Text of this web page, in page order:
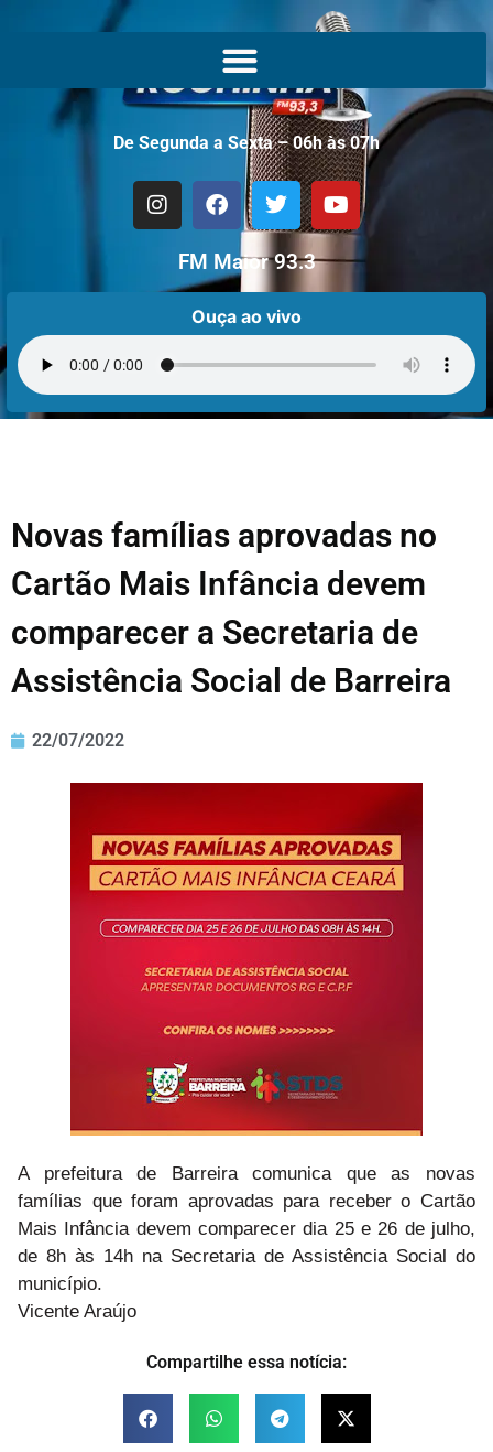
De Segunda a Sexta – 06h às 07h
FM Maior 93.3
Ouça ao vivo
Novas famílias aprovadas no
Cartão Mais Infância devem
comparecer a Secretaria de
Assistência Social de Barreira
22/07/2022
A prefeitura de Barreira comunica que as novas
famílias que foram aprovadas para receber o Cartão
Mais Infância devem comparecer dia 25 e 26 de julho,
de 8h às 14h na Secretaria de Assistência Social do
município.
Vicente Araújo
Compartilhe essa notícia: